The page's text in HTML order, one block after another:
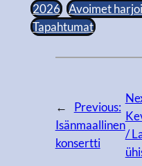
2026 Avoimet
Tapahtumat
←
Previous:
Isänmaallinen
konsertti
/